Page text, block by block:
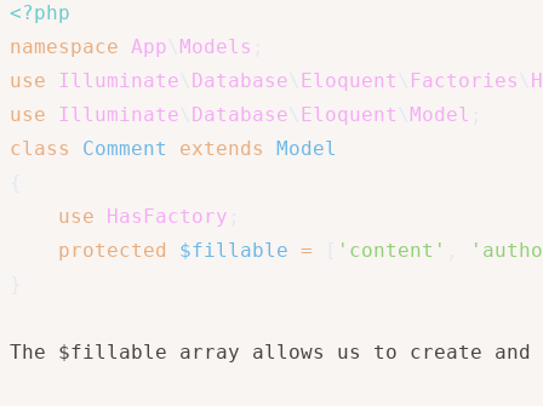
<?php
namespace App Models
use
Illuminate Database Eloquent Factories
use
Illuminate Database Eloquent Model
class
Comment extends
Model
use
HasFactory
protected
$fillable = 'content'
The $fillable array allows us to create and